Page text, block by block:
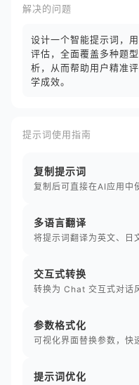
解决的问题
设计一个智能提示词，
评估，全面覆盖多种题
析，从而帮助用户精准
学成效。
提示词使用指南
复制提示词
复制后可直接在AI应用中
多语言翻译
将提示词翻译为英文、日
交互式转换
转换为 Chat 交互式对话
参数格式化
可视化界面替换参数，快
提示词优化